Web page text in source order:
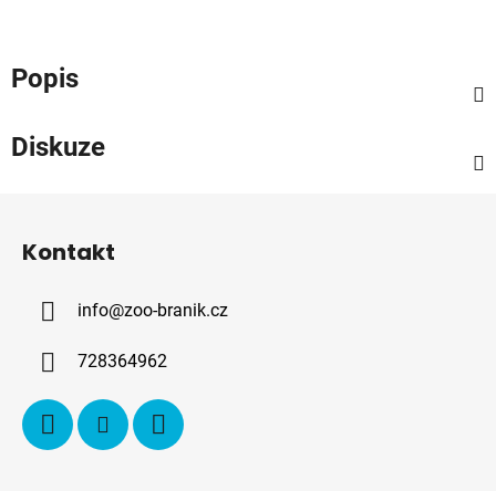
Popis
Diskuze
Kontakt
info@zoo-branik.cz
728364962